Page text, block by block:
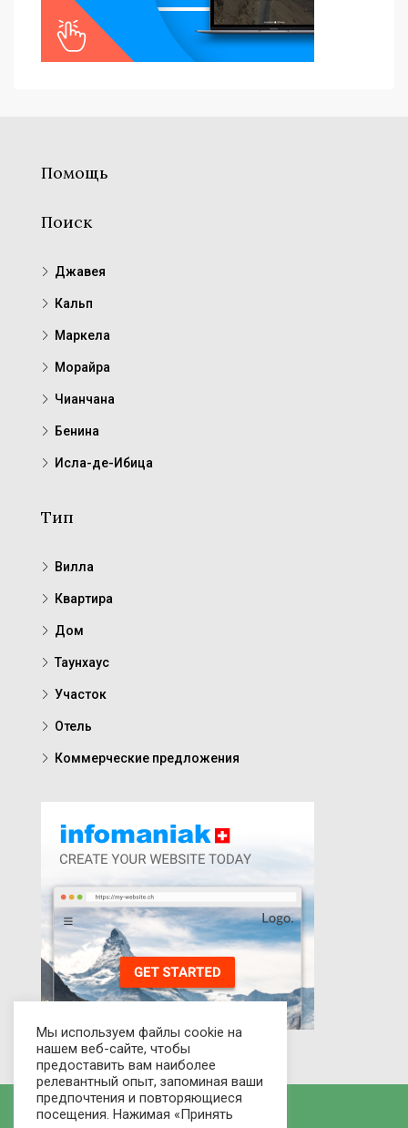
Помощь
Поиск
Джавея
Кальп
Маркела
Морайра
Чианчана
Бенина
Исла-де-Ибица
Тип
Вилла
Квартира
Дом
Таунхаус
Участок
Отель
Коммерческие предложения
Мы используем файлы cookie на
нашем веб-сайте, чтобы
предоставить вам наиболее
релевантный опыт, запоминая ваши
предпочтения и повторяющиеся
посещения. Нажимая «Принять